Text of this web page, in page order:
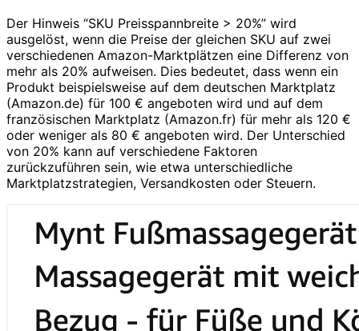
Der Hinweis “SKU Preisspannbreite > 20%” wird
ausgelöst, wenn die Preise der gleichen SKU auf zwei
verschiedenen Amazon-Marktplätzen eine Differenz von
mehr als 20% aufweisen. Dies bedeutet, dass wenn ein
Produkt beispielsweise auf dem deutschen Marktplatz
(Amazon.de) für 100 € angeboten wird und auf dem
französischen Marktplatz (Amazon.fr) für mehr als 120 €
oder weniger als 80 € angeboten wird. Der Unterschied
von 20% kann auf verschiedene Faktoren
zurückzuführen sein, wie etwa unterschiedliche
Marktplatzstrategien, Versandkosten oder Steuern.